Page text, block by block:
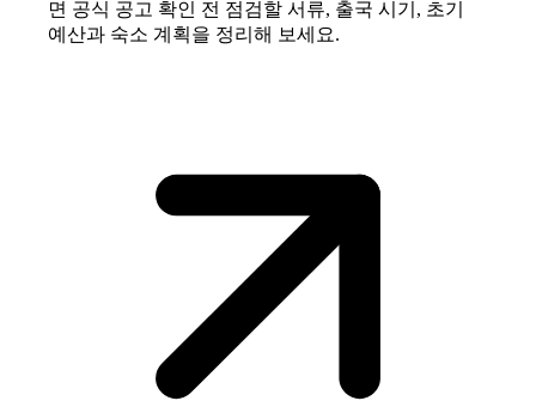
면 공식 공고 확인 전 점검할 서류, 출국 시기, 초기
예산과 숙소 계획을 정리해 보세요.